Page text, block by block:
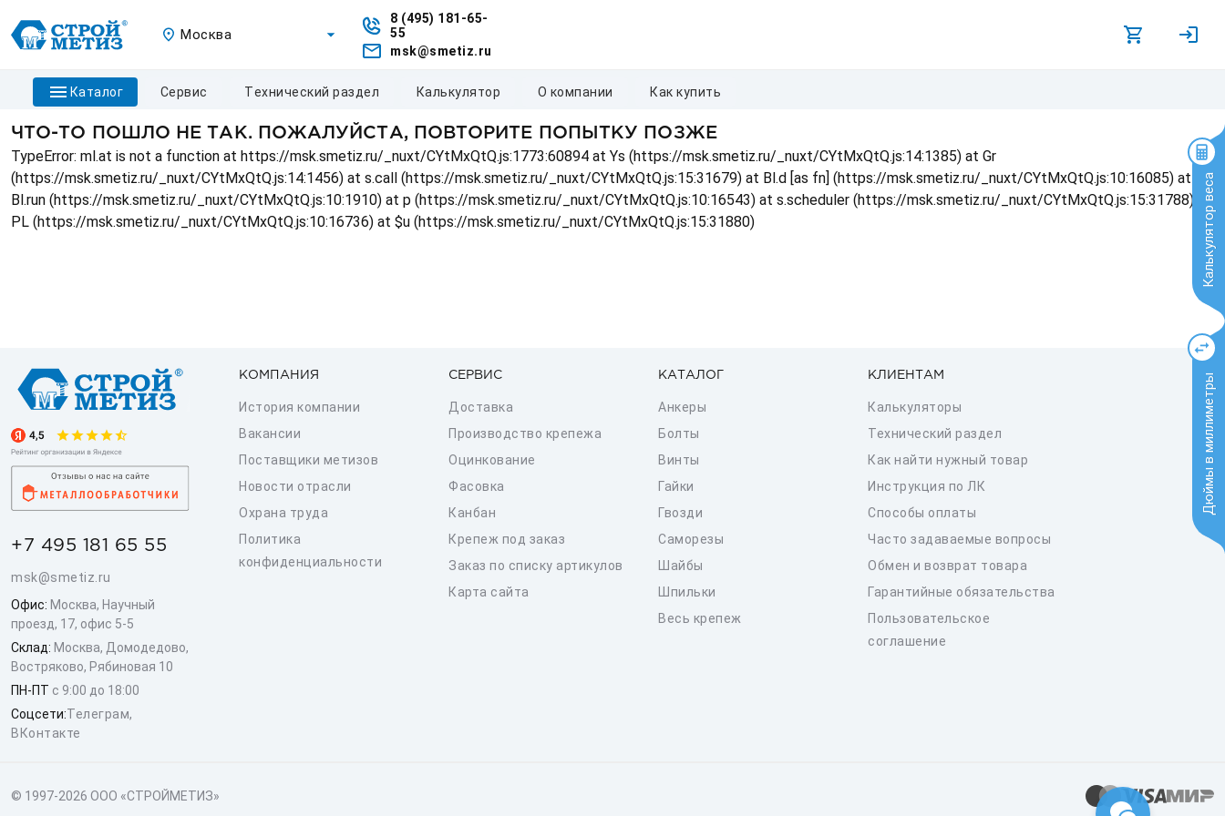
Калькулятор веса
Дюймы в миллиметры
Москва
8 (495) 181-65-
55
msk@smetiz.ru
каталог сервис технический раздел калькулятор о компании как купить
ЧТО-ТО ПОШЛО НЕ ТАК. ПОЖАЛУЙСТА, ПОВТОРИТЕ ПОПЫТКУ ПОЗЖЕ
TypeError: ml.at is not a function at https://msk.smetiz.ru/_nuxt/CYtMxQtQ.js:1773:60894 at Ys (https://msk.smetiz.ru/_nuxt/CYtMxQtQ.js:14:1385) at Gr
(https://msk.smetiz.ru/_nuxt/CYtMxQtQ.js:14:1456) at s.call (https://msk.smetiz.ru/_nuxt/CYtMxQtQ.js:15:31679) at Bl.d [as fn] (https://msk.smetiz.ru/_nuxt/CYtMxQtQ.js:10:16085) at
Bl.run (https://msk.smetiz.ru/_nuxt/CYtMxQtQ.js:10:1910) at p (https://msk.smetiz.ru/_nuxt/CYtMxQtQ.js:10:16543) at s.scheduler (https://msk.smetiz.ru/_nuxt/CYtMxQtQ.js:15:31788) at
PL (https://msk.smetiz.ru/_nuxt/CYtMxQtQ.js:10:16736) at $u (https://msk.smetiz.ru/_nuxt/CYtMxQtQ.js:15:31880)
+7 495 181 65 55
msk@smetiz.ru
Офис: Москва, Научный
проезд, 17, офис 5-5
Склад: Москва, Домодедово,
Востряково, Рябиновая 10
ПН-ПТ с 9:00 до 18:00
Соцсети:Телеграм,
ВКонтакте
КОМПАНИЯ
История компании
Вакансии
Поставщики метизов
Новости отрасли
Охрана труда
Политика
конфиденциальности
СЕРВИС
Доставка
Производство крепежа
Оцинкование
Фасовка
Канбан
Крепеж под заказ
Заказ по списку артикулов
Карта сайта
КАТАЛОГ
Анкеры
Болты
Винты
Гайки
Гвозди
Саморезы
Шайбы
Шпильки
Весь крепеж
КЛИЕНТАМ
Калькуляторы
Технический раздел
Как найти нужный товар
Инструкция по ЛК
Способы оплаты
Часто задаваемые вопросы
Обмен и возврат товара
Гарантийные обязательства
Пользовательское
соглашение
© 1997-2026 ООО «СТРОЙМЕТИЗ»